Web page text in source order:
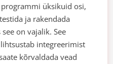
üksikuid osi,
ja rakendada
on vajalik. See
integreerimist
kõrvaldada vead